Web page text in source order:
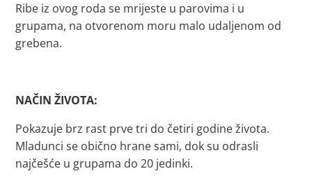
Ribe iz ovog roda se mrijeste u parovima i u
grupama, na otvorenom moru malo udaljenom od
grebena.
NAČIN ŽIVOTA:
Pokazuje brz rast prve tri do četiri godine života.
Mladunci se obično hrane sami, dok su odrasli
najčešće u grupama do 20 jedinki.